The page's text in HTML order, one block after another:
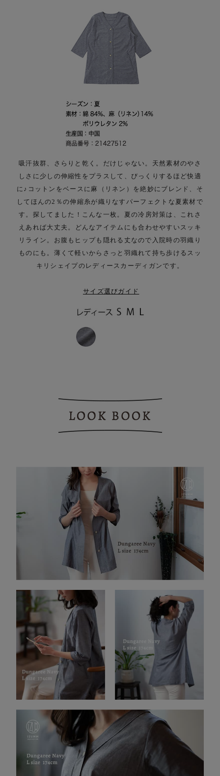
吸汗抜群、さらりと乾く。だけじゃない。 天然素材のやさ
しさに少しの伸縮性をプラスして、びっくりするほど快適
に♪ コットンをベースに麻（リネン）を絶妙にブレンド、そ
してほんの2％の伸縮糸が織りなす パーフェクトな夏素材で
す。 探してました！こんな一枚。夏の冷房対策は、これさ
えあれば大丈夫。
どんなアイテムにも合わせやすいスッキ
リライン。 お腹もヒップも隠れる丈なので入院時の羽織り
ものにも。 薄くて軽いからさっと羽織れて持ち歩ける スッ
キリシェイプのレディースカーディガンです。
サイズ選びガイド